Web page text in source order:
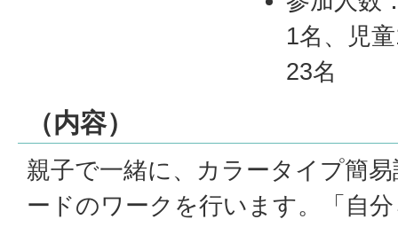
1名、児
23名
（内容）
親子で一緒に、カラータイプ簡
ードのワークを行います。「自